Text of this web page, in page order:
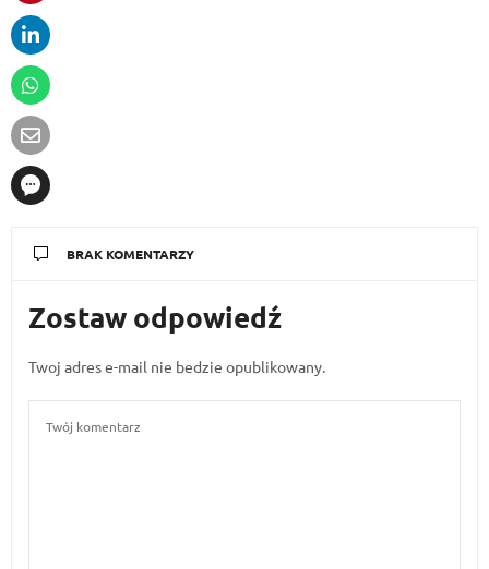
BRAK KOMENTARZY
Zostaw odpowiedź
Twoj adres e-mail nie bedzie opublikowany.